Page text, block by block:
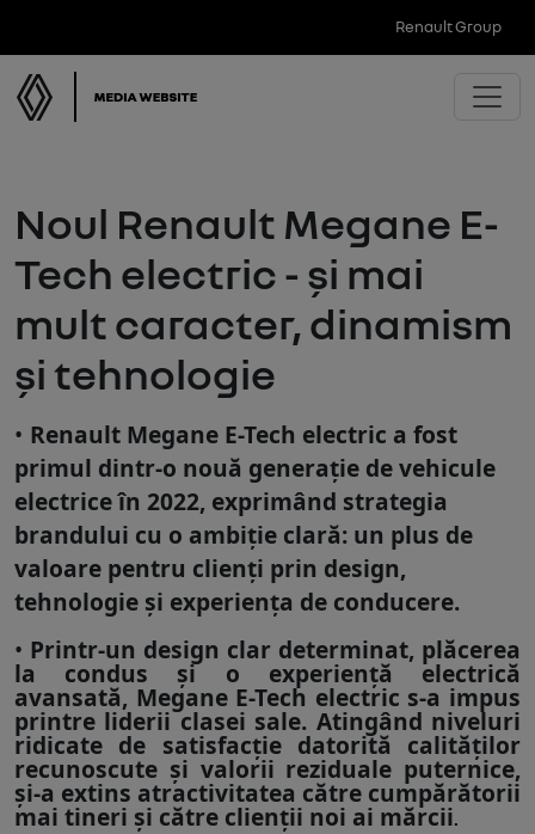
Renault Group
Noul Renault Megane E-
Tech electric - și mai
mult caracter, dinamism
și tehnologie
Renault Megane E-Tech electric a fost
primul dintr-o nouă generație de vehicule
electrice în 2022, exprimând strategia
brandului cu o ambiție clară: un plus de
valoare pentru clienți prin design,
tehnologie și experiența de conducere.
Printr-un design clar determinat, plăcerea
la condus și o experiență electrică
avansată, Megane E-Tech electric s-a impus
printre liderii clasei sale. Atingând niveluri
ridicate de satisfacție datorită calităților
recunoscute și valorii reziduale puternice,
și-a extins atractivitatea către cumpărătorii
mai tineri și către clienții noi ai mărcii.